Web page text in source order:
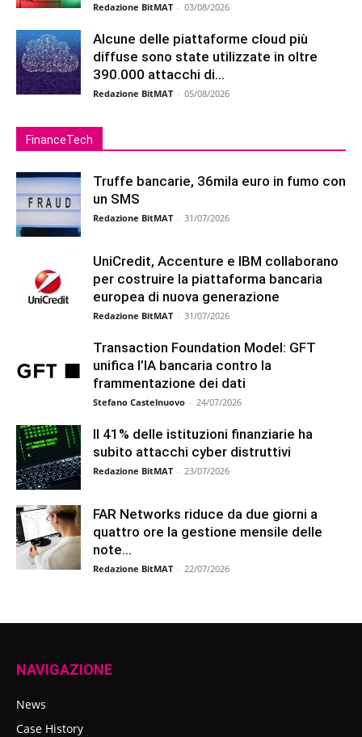
Redazione BitMAT - 03/08/2026
Alcune delle piattaforme cloud più
diffuse sono state utilizzate in oltre
390.000 attacchi di...
Redazione BitMAT - 05/08/2026
FinanceTech
Truffe bancarie, 36mila euro in fumo con
un SMS
Redazione BitMAT - 31/07/2026
UniCredit, Accenture e IBM collaborano
per costruire la piattaforma bancaria
europea di nuova generazione
Redazione BitMAT - 31/07/2026
Transaction Foundation Model: GFT
unifica l’IA bancaria contro la
frammentazione dei dati
Stefano Castelnuovo - 24/07/2026
Il 41% delle istituzioni finanziarie ha
subito attacchi cyber distruttivi
Redazione BitMAT - 23/07/2026
FAR Networks riduce da due giorni a
quattro ore la gestione mensile delle
note...
Redazione BitMAT - 22/07/2026
NAVIGAZIONE
News
Case History